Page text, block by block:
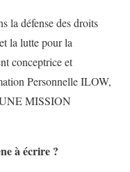
la défense des droits
la lutte pour la
conceptrice et
Personnelle ILOW,
MISSION
à écrire ?